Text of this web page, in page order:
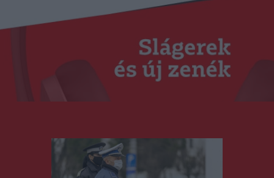
Műsorok
Duma Duba
Podcast és videók
Stáb
Kapcsolat